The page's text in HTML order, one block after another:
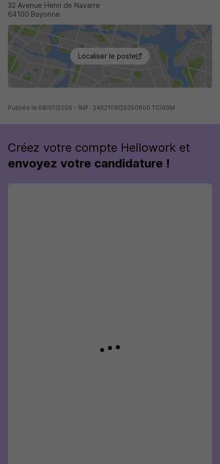
32 Avenue Henri de Navarre
64100 Bayonne
Localiser le poste
Publiée le 08/07/2026 - Réf : 3462108/25050600 TC/40M
Créez votre compte Hellowork et
envoyez votre candidature !